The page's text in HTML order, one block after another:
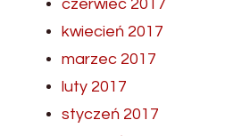
czerwiec 2017
kwiecień 2017
marzec 2017
luty 2017
styczeń 2017